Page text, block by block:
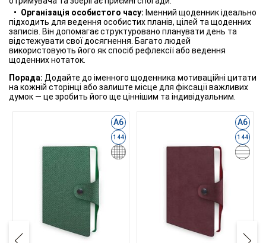
Організація особистого часу: Іменний щоденник ідеально
підходить для ведення особистих планів, цілей та щоденних
записів. Він допомагає структуровано планувати день та
відстежувати свої досягнення. Багато людей
використовують його як спосіб рефлексії або ведення
щоденних нотаток.
Порада: Додайте до іменного щоденника мотиваційні цитати
на кожній сторінці або залиште місце для фіксації важливих
думок — це зробить його ще ціннішим та індивідуальним.
А6
144
А6
144